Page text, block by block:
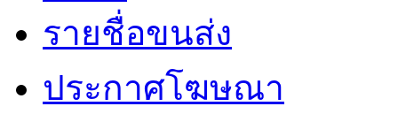
รายชื่อขนส่ง
ประกาศโฆษณา